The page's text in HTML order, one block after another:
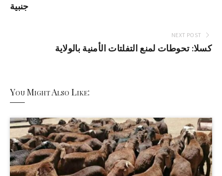
جنبية
NEXT POST
كسلا: تحوطات لمنع التفلتات الأمنية بالولاية
You Might Also Like: